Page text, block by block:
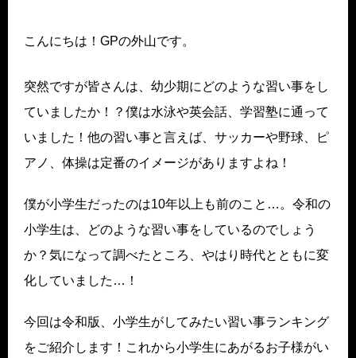
こんにちは！GPの外山です。
突然ですが皆さんは、幼少期にどのような習い事をし
ていましたか！？僕は水泳や英会話、学習塾に通って
いました！他の習い事と言えば、サッカーや野球、ピ
アノ、体操は定番のイメージがありますよね！
僕が小学生だったのは10年以上も前のこと…。令和の
小学生は、どのような習い事をしているのでしょう
か？気になって調べたところ、やはり時代とともに変
化していました…！
今回は令和版、小学生がしてみたい習い事ランキング
をご紹介します！これから小学生にあがるお子様がい